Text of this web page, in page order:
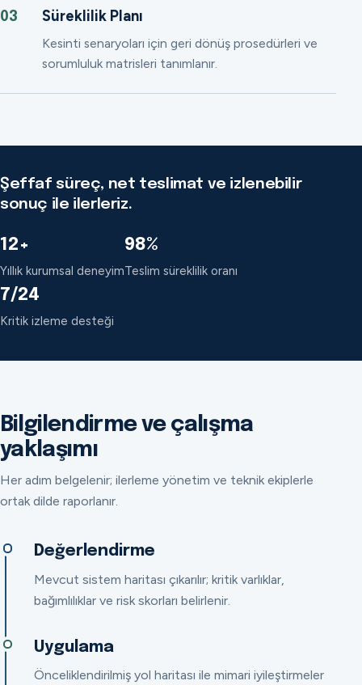
03 Süreklilik Planı
Kesinti senaryoları için geri dönüş prosedürleri ve
sorumluluk matrisleri tanımlanır.
Şeffaf süreç, net teslimat ve izlenebilir
sonuç ile ilerleriz.
12+
Yıllık kurumsal deneyim
98%
Teslim süreklilik oranı
7/24
Kritik izleme desteği
Bilgilendirme ve çalışma
yaklaşımı
Her adım belgelenir; ilerleme yönetim ve teknik ekiplerle
ortak dilde raporlanır.
Değerlendirme
Mevcut sistem haritası çıkarılır; kritik varlıklar,
bağımlılıklar ve risk skorları belirlenir.
Uygulama
Önceliklendirilmiş yol haritası ile mimari iyileştirmeler